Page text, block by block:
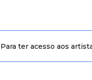
Para ter acesso aos